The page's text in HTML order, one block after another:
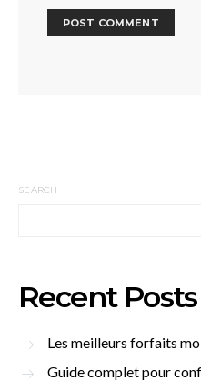
SEARCH
Recent Posts
Les meilleurs forfaits
Guide complet pour